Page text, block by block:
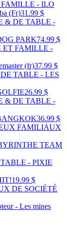
(Fr)31.99 $
PARK74.99 $
(fr)37.99 $
26.99 $
36.99 $
TEAM
19.99 $
- Les mines